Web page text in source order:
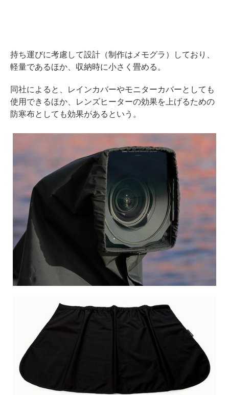
持ち運びに考慮して設計（制作はメモグラ）しており、
軽量であるほか、収納時に小さく畳める。
同社によると、レインカバーやモニターカバーとしても
使用できるほか、レンズヒーターの効果を上げるための
防寒布としても効果があるという。